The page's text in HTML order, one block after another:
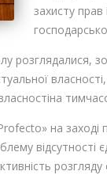
захисту прав
розглядалися,
на заході
відсутності
розгляду